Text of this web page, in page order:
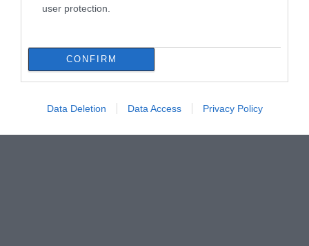
user protection.
CONFIRM
Data Deletion Data Access Privacy Policy